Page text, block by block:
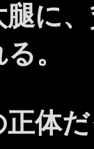
に
。
体